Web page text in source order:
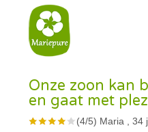
Onze zoon kan
en gaat met
(4/5) Maria , 34